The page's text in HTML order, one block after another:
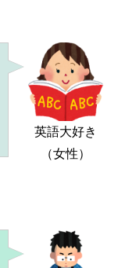
英語大好き
（女性）